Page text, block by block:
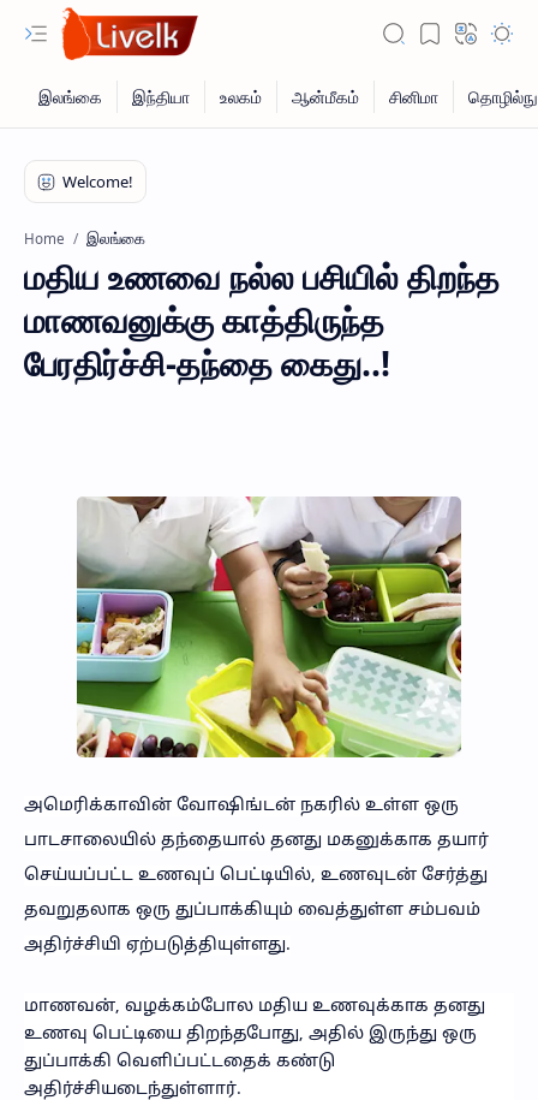
Home இலங்கை
மதிய உணவை நல்ல பசியில் திறந்த
மாணவனுக்கு காத்திருந்த
பேரதிர்ச்சி-தந்தை கைது..!
அமெரிக்காவின் வோஷிங்டன் நகரில் உள்ள ஒரு
பாடசாலையில் தந்தையால் தனது மகனுக்காக தயார்
செய்யப்பட்ட உணவுப் பெட்டியில், உணவுடன் சேர்த்து
தவறுதலாக ஒரு துப்பாக்கியும் வைத்துள்ள சம்பவம்
அதிர்ச்சியி ஏற்படுத்தியுள்ளது.
மாணவன், வழக்கம்போல மதிய உணவுக்காக தனது
உணவு பெட்டியை திறந்தபோது, அதில் இருந்து ஒரு
துப்பாக்கி வெளிப்பட்டதைக் கண்டு
அதிர்ச்சியடைந்துள்ளார்.